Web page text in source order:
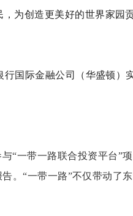
为创造更美好的世界家园
行国际金融公司（华盛顿）
与“一带一路联合投资平台”
。“一带一路”不仅带动了